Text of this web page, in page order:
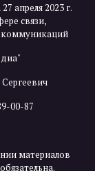
апреля 2023 г.
связи,
00-87
материалов